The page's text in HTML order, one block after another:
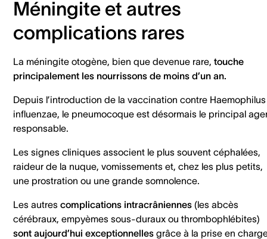
Méningite et autres
complications rares
La méningite otogène, bien que devenue rare, touche
principalement les nourrissons de moins d’un an.
Depuis l’introduction de la vaccination contre Haemophilus
influenzae, le pneumocoque est désormais le principal
responsable.
Les signes cliniques associent le plus souvent céphalées,
raideur de la nuque, vomissements et, chez les plus petits,
une prostration ou une grande somnolence.
Les autres complications intracrâniennes (les abcès
cérébraux, empyèmes sous-duraux ou thrombophlébites)
sont aujourd’hui exceptionnelles grâce à la prise en